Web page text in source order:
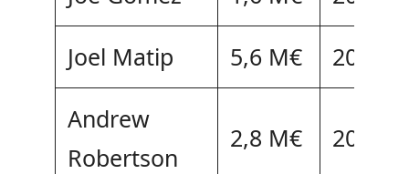
Joel Matip
5,6 M€
2024
Andrew
Robertson
2,8 M€ 2024